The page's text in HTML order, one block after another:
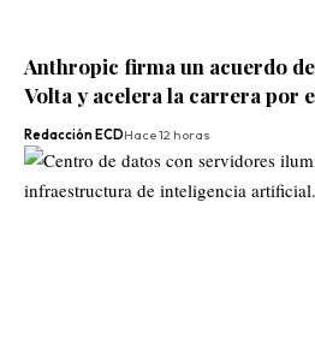
Anthropic firma un acuerdo
Volta y acelera la carrera por
Redacción ECDHace 12 horas